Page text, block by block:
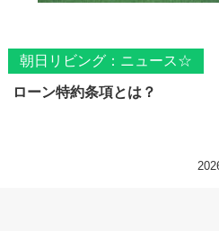
朝日リビング：ニュース☆
ローン特約条項とは？